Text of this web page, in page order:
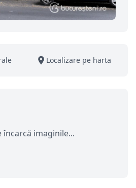
Localizare pe harta
încarcă imaginile...